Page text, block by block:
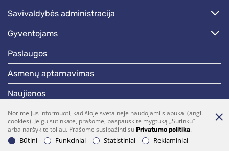
savivaldybės administracija
gyventojams
paslaugos
asmenų aptarnavimas
naujienos
skelbimai
darbotvarkės
Norime Jus informuoti, kad šioje svetainėje naudojami slapukai (angl.
cookies). Jeigu sutinkate, prašome, paspauskite mygtuką „Sutinku“
arba naršykite toliau. Prašome susipažinti su Privatumo politika.
Būtini
Funkciniai Statistiniai Reklaminiai